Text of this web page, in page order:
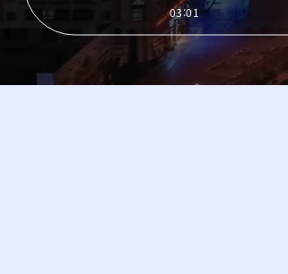
03:01